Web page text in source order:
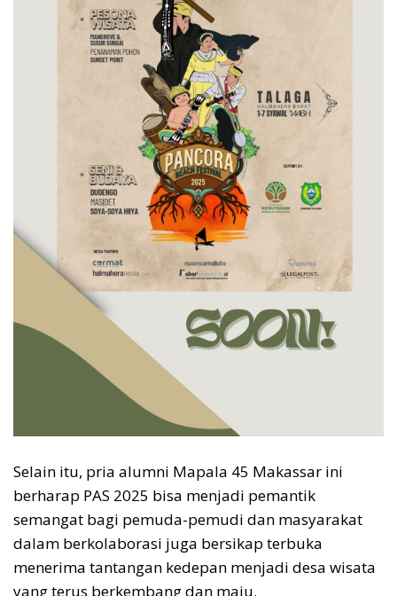
Selain itu, pria alumni Mapala 45 Makassar ini
berharap PAS 2025 bisa menjadi pemantik
semangat bagi pemuda-pemudi dan masyarakat
dalam berkolaborasi juga bersikap terbuka
menerima tantangan kedepan menjadi desa wisata
yang terus berkembang dan maju.